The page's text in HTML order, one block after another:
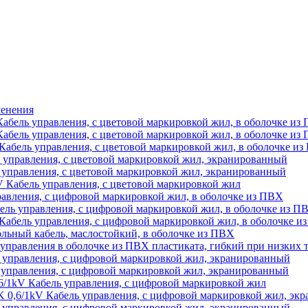
управления, с цветовой маркировкой жил, в оболочке
управления, с цветовой маркировкой жил, в оболочке
управления, с цветовой маркировкой жил, в оболочке
с цветовой маркировкой жил, экранированный
с цветовой маркировкой жил, экранированный
управления, с цветовой маркировкой жил
с цифровой маркировкой жил, в оболочке из ПВХ
управления, с цифровой маркировкой жил, в оболочке из
управления, с цифровой маркировкой жил, в оболочке
кабель, маслостойкий, в оболочке из ПВХ
в оболочке из ПВХ пластиката, гибкий при низких
с цифровой маркировкой жил, экранированный
с цифровой маркировкой жил, экранированный
Кабель управления, с цифровой маркировкой жил
1kV Кабель управления, с цифровой маркировкой жил,